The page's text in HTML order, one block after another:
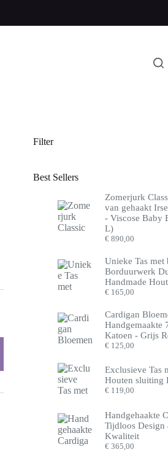
Filter
Best Sellers
Zomerjurk
van gehaakt
- Viscose Baby
L)
€ 890,00
Unieke Tas met
Borduurwerk
Handmade
€ 165,00
Cardigan
Handgemaakte
Katoen - Grijs
€ 125,00
Exclusieve Tas
Houten sluiting
€ 119,00
Handgehaakte
Tijdloos
Kwaliteit
€ 365,00